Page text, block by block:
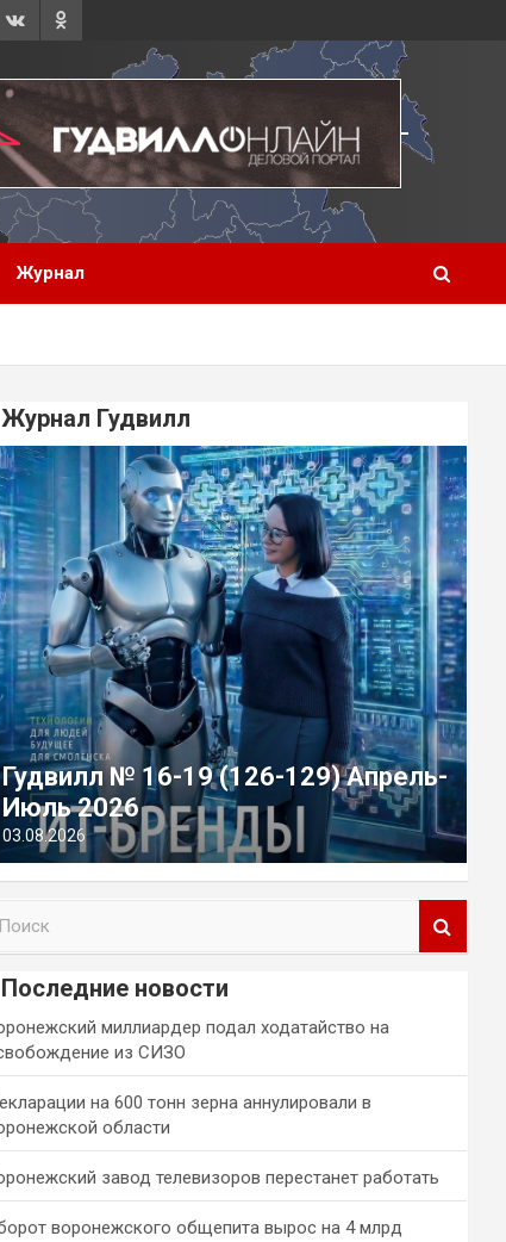
Журнал
Журнал Гудвилл
Гудвилл № 16-19 (126-129) Апрель-
Июль 2026
03.08.2026
Последние новости
миллиардер подал ходатайство на
из СИЗО
на 600 тонн зерна аннулировали в
области
завод телевизоров перестанет работать
воронежского общепита вырос на 4 млрд